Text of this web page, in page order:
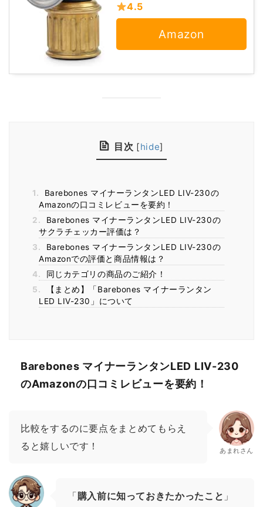
4.5
Amazon
目次 [hide]
1.
Barebones マイナーランタンLED LIV-230の
Amazonの口コミレビューを要約！
2.
Barebones マイナーランタンLED LIV-230の
サクラチェッカー評価は？
3.
Barebones マイナーランタンLED LIV-230の
Amazonでの評価と商品情報は？
4.
同じカテゴリの商品のご紹介！
5.
【まとめ】「Barebones マイナーランタン
LED LIV-230」について
Barebones マイナーランタンLED LIV-230
のAmazonの口コミレビューを要約！
比較をするのに要点をまとめてもらえ
ると嬉しいです！
あまれさん
「購入前に知っておきたかったこと 」